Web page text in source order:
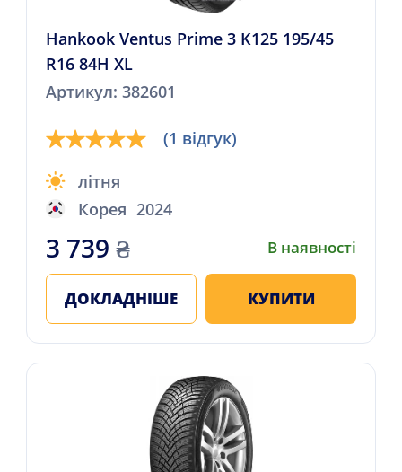
Hankook Ventus Prime 3 K125 195/45
R16 84H XL
Артикул: 382601
(1 відгук)
літня
Корея 2024
3 739 ₴ В наявності
ДОКЛАДНІШЕ КУПИТИ